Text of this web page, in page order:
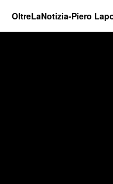
OltreLaNotizia-Piero